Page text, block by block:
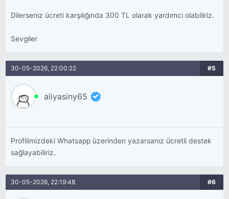
Dilerseniz ücreti karşılığında 300 TL olarak yardımcı olabiliriz.
Sevgiler
30-05-2026, 22:00:22 #5
aliyasiny65
Profilimizdeki Whatsapp üzerinden yazarsanız ücretli destek
sağlayabiliriz.
30-05-2026, 22:19:48 #6